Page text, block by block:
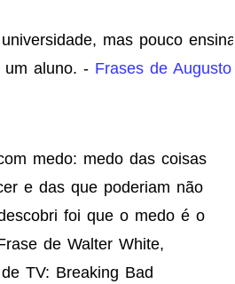
mas pouco ensina
aluno. - Frases de Augusto
medo: medo das coisas
e das que poderiam não
foi que o medo é o
de Walter White,
TV: Breaking Bad